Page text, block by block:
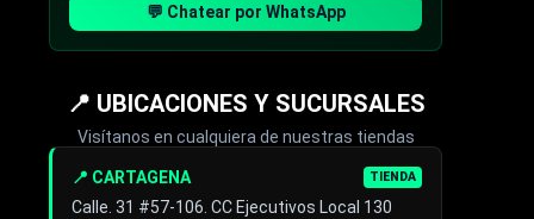
💬 Chatear por WhatsApp
📍 UBICACIONES Y SUCURSALES
Visítanos en cualquiera de nuestras tiendas
📍 CARTAGENA TIENDA
Calle. 31 #57-106. CC Ejecutivos Local 130